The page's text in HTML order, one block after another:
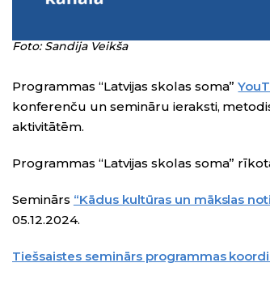
Foto: Sandija Veikša
Programmas “Latvijas skolas soma”
konferenču un semināru ieraksti,
aktivitātēm.
Programmas “Latvijas skolas soma”
Seminārs “Kādus kultūras un mākslas
05.12.2024.
Tiešsaistes seminārs programmas